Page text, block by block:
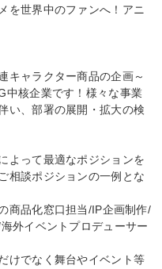
を世界中のファンへ！アニ
キャラクター商品の企画～
中核企業です！様々な事業
い、部署の展開・拡大の検
よって最適なポジションを
相談ポジションの一例とな
商品化窓口担当/IP企画制作/
外イベントプロデューサー
けでなく舞台やイベント等